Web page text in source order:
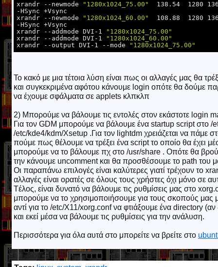
xrandr --newmode "1280x1024_75.00"
138.54  1280
-HSync +Vsync
xrandr --newmode
"1280x1024_60.00"
108.88  1280
-HSync +Vsync
xrandr --addmode DVI-1
"1280x1024_75.00"
xrandr --addmode DVI-1
"1280x1024_60.00"
xrandr --output DVI-1 --mode
"1280x1024_75.00"
Το κακό με μια τέτοια λύση είναι πως οι αλλαγές μας θα
και συγκεκριμένα αφότου κάνουμε login οπότε θα δούμε
να έχουμε σφάλματα σε applets κλπκλπ
2) Μπορούμε να βάλουμε τις εντολές στον εκάστοτε login
Για τον GDM μπορούμε να βάλουμε ένα startup script στο /
/etc/kde4/kdm/Xsetup .Για τον lightdm χρειάζεται να πάμε
πούμε πως θέλουμε να τρέξει ένα script το οποίο θα έχει
μπορούμε να το βάλουμε πχ στο /usr/share . Οπότε θα
την κάνουμε uncomment και θα προσθέσουμε το path του
Οι παραπάνω επιλογές είναι καλύτερες γιατί τρέχουν το
αλλαγές είναι ορατές σε όλους τους χρήστες όχι μόνο σε
Tέλος, είναι δυνατό να βάλουμε τις ρυθμίσεις μας στο
μπορούμε να το χρησιμοποιήσουμε για τους σκοπούς
αντί για το /etc/X11/xorg.conf να φτιάξουμε ένα directory
και εκεί μέσα να βάλουμε τις ρυθμίσεις για την ανάλυση.
Περισσότερα για όλα αυτά στο μπορείτε να βρείτε στο